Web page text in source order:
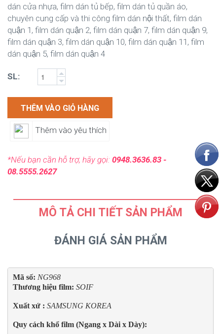
dán cửa nhựa, film dán tủ bếp, film dán tủ quần áo,
chuyên cung cấp và thi công film dán nội thất, film dán
quận 1, film dán quận 2, film dán quận 7, film dán quận 9,
film dán quận 3, film dán quận 10, film dán quận 11, film
dán quận 5, film dán quận 4
SL:
THÊM VÀO GIỎ HÀNG
Thêm vào yêu thích
*Nếu bạn cần hỗ trợ, hãy gọi: 0948.3636.83 -
08.5555.2627
MÔ TẢ CHI TIẾT SẢN PHẨM
ĐÁNH GIÁ SẢN PHẨM
Mã số: NG968
Thương hiệu film: SOIF
Xuất xứ : SAMSUNG KOREA
Quy cách khổ film (Ngang x Dài x Dày):